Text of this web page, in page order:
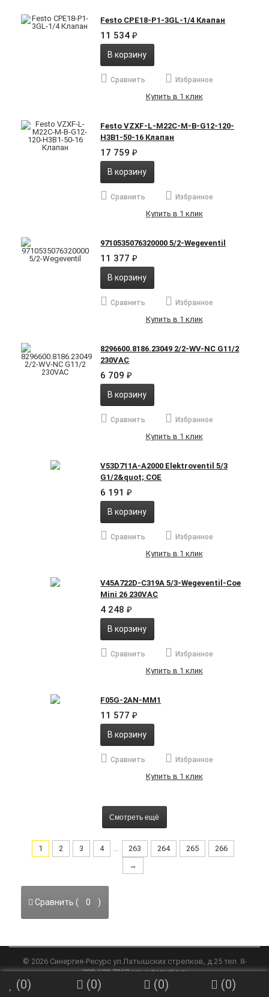
Festo CPE18-P1-3GL-1/4 Клапан
11 534₽
В корзину
Сравнить Избранное
Купить в 1 клик
Festo VZXF-L-M22C-M-B-G12-120-
H3B1-50-16 Клапан
17 759₽
В корзину
Сравнить Избранное
Купить в 1 клик
9710535076320000 5/2-Wegeventil
11 377₽
В корзину
Сравнить Избранное
Купить в 1 клик
8296600.8186.23049 2/2-WV-NC G11/2
230VAC
6 709₽
В корзину
Сравнить Избранное
Купить в 1 клик
V53D711A-A2000 Elektroventil 5/3
G1/2&quot; COE
6 191₽
В корзину
Сравнить Избранное
Купить в 1 клик
V45A722D-C319A 5/3-Wegeventil-Coe
Mini 26 230VAC
4 248₽
В корзину
Сравнить Избранное
Купить в 1 клик
F05G-2AN-MM1
11 577₽
В корзину
Сравнить Избранное
Купить в 1 клик
Смотреть ещё
1 2 3 4 263 264 265
266
→
Сравнить ( 0 )
© 2026 Синергия-Ресурсул.Латышских стрелков, д.25 тел. 8-
800-600-7268srs-automatic.ru
(0) (0) (0) (0)
*/ -->